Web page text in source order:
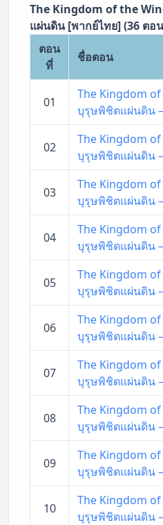
The Kingdom of the
แผ่นดิน [พากย์ไทย] (36 ตอ
ตอน
ที่
ชื่อตอน
01
The Kingdom
บุรุษพิชิตแผ่นดิน –
02
The Kingdom
บุรุษพิชิตแผ่นดิน –
03
The Kingdom
บุรุษพิชิตแผ่นดิน –
04
The Kingdom
บุรุษพิชิตแผ่นดิน –
05
The Kingdom
บุรุษพิชิตแผ่นดิน –
06
The Kingdom
บุรุษพิชิตแผ่นดิน –
07
The Kingdom
บุรุษพิชิตแผ่นดิน –
08
The Kingdom
บุรุษพิชิตแผ่นดิน –
09
The Kingdom
บุรุษพิชิตแผ่นดิน –
10
The Kingdom
บุรุษพิชิตแผ่นดิน –